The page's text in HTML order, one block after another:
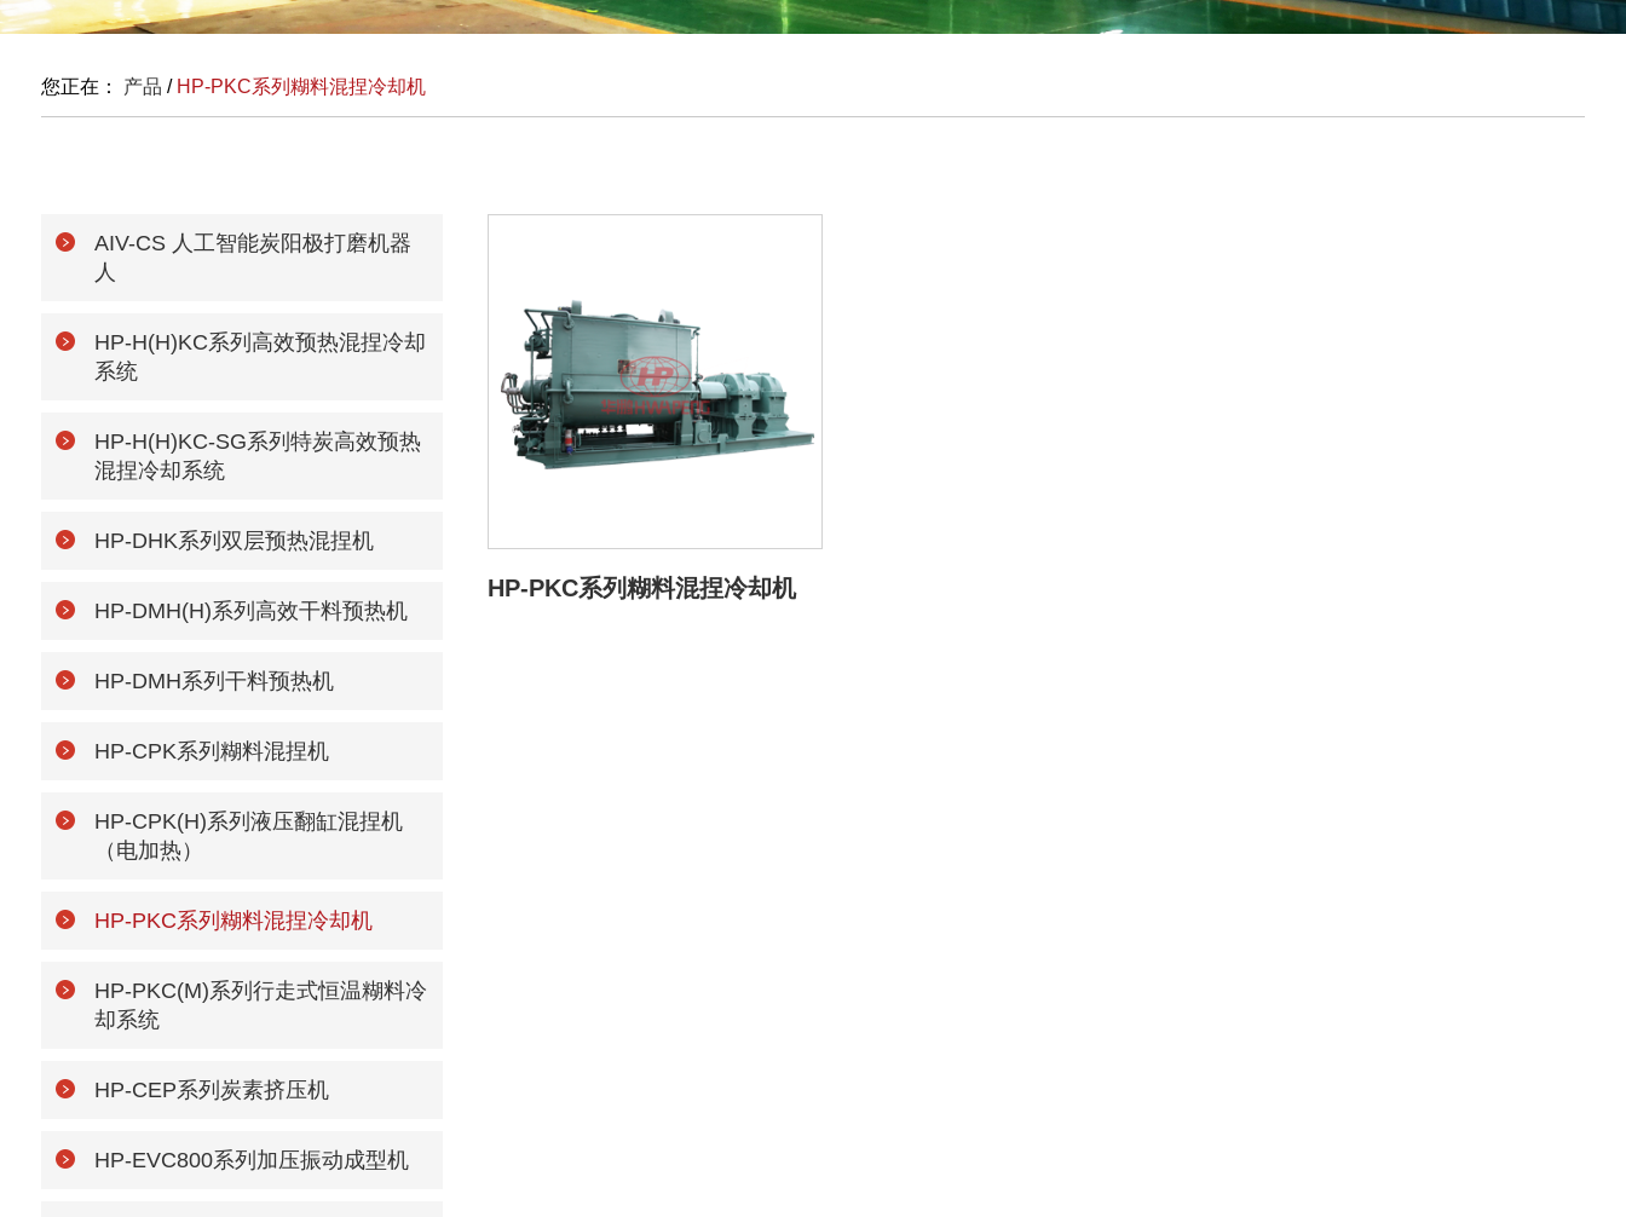
您正在： 产品 / HP-PKC系列糊料混捏冷却机
AIV-CS 人工智能炭阳极打磨机器
人
HP-H(H)KC系列高效预热混捏冷却
系统
HP-H(H)KC-SG系列特炭高效预热
混捏冷却系统
HP-DHK系列双层预热混捏机
HP-DMH(H)系列高效干料预热机
HP-DMH系列干料预热机
HP-CPK系列糊料混捏机
HP-CPK(H)系列液压翻缸混捏机
（电加热）
HP-PKC系列糊料混捏冷却机
HP-PKC(M)系列行走式恒温糊料冷
却系统
HP-CEP系列炭素挤压机
HP-EVC800系列加压振动成型机
HP-PKC系列糊料混捏冷却机